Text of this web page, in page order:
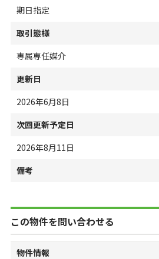
期日指定
取引態様
専属専任媒介
更新日
2026年6月8日
次回更新予定日
2026年8月11日
備考
この物件を問い合わせる
物件情報